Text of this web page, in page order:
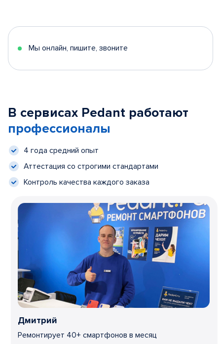
Мы онлайн, пишите, звоните
В сервисах Pedant работают
профессионалы
4 года средний опыт
Аттестация со строгими стандартами
Контроль качества каждого заказа
Дмитрий
Ремонтирует 40+ смартфонов в месяц